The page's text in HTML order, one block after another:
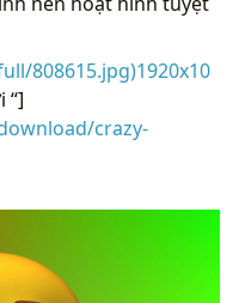
808615.jpg)1920x10
“]
crazy-